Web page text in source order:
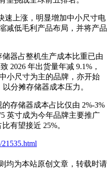
速上涨，明显增加中小尺寸电
减低毛利产品布局，并将产品
器占整机生产成本比重已由
2026 年出货量年减 9.1%，
小尺寸为主的品牌，亦开始
分摊存储器成本压力。
存储器成本占比仅由 2%-3%
英寸成为今年品牌主要推广
有望接近 25%。
均为本站原创文章，转载时请